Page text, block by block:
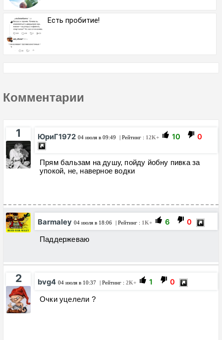
Есть пробитие!
Комментарии
1 ЮриГ1972 04 июля в 09:49 | Рейтинг : 12K+ 10 0
Прям бальзам на душу, пойду йобну пивка за
упокой, не, наверное водки
Barmaley 04 июля в 18:06 | Рейтинг : 1K+ 6 0
Паддержеваю
2 bvg4 04 июля в 10:37 | Рейтинг : 2K+ 1 0
Очки уцелели ?